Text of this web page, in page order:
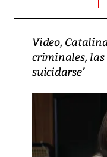
Video,
criminales, las
suicidarse’